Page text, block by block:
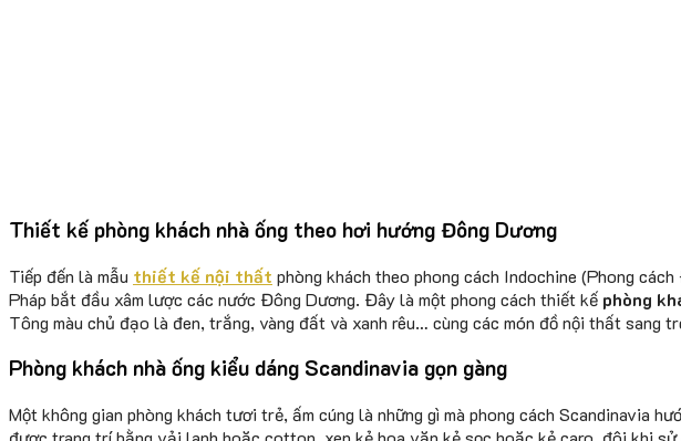
Thiết kế phòng khách nhà ống theo hơi hướng Đông Dương
Tiếp đến là mẫu thiết kế nội thất phòng khách theo phong cách Indochine (Phong
Pháp bắt đầu xâm lược các nước Đông Dương. Đây là một phong cách thiết kế phòng
Tông màu chủ đạo là đen, trắng, vàng đất và xanh rêu… cùng các món đồ nội thất sang
Phòng khách nhà ống kiểu dáng Scandinavia gọn gàng
Một không gian phòng khách tươi trẻ, ấm cúng là những gì mà phong cách Scandinavia